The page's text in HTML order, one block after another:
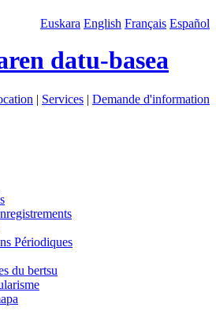
Euskara English Français Español
datu-basea
| Services | Demande d'information
Périodiques
du bertsu